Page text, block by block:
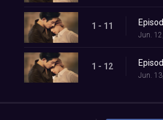
1 - 11
Jun.
1 - 12
Jun.